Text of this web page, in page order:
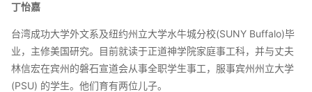
丁怡嘉
台湾成功大学外文系及纽约州立大学水牛城分校(SUNY Buffalo)毕
业，主修美国研究。目前就读于正道神学院家庭事工科，并与丈夫
林信宏在宾州的磐石宣道会从事全职学生事工，服事宾州州立大学
(PSU) 的学生。他们育有两位儿子。